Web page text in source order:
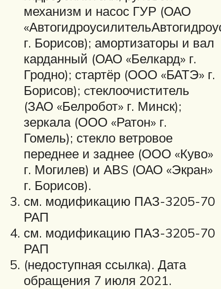
механизм и насос ГУР (ОАО
г. Борисов); амортизаторы и вал
карданный (ОАО «Белкард» г.
Гродно); стартёр (ООО «БАТЭ» г.
Борисов); cтеклоочиститель
(ЗАО «Белробот» г. Минск);
зеркала (ООО «Ратон» г.
Гомель); стекло ветровое
переднее и заднее (ООО «Куво»
г. Могилев) и АВS (ОАО «Экран»
г. Борисов).
см. модификацию ПАЗ-3205-70
РАП
см. модификацию ПАЗ-3205-70
РАП
(недоступная ссылка). Дата
обращения 7 июля 2021.